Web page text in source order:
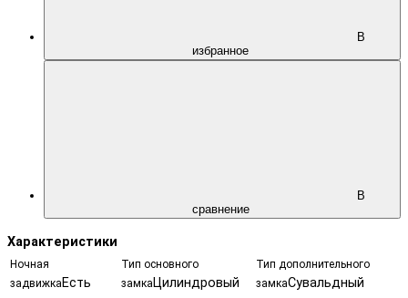
В
избранное
В
сравнение
Характеристики
Ночная
задвижка Есть
Тип основного
замка Цилиндровый
Тип дополнительного
замкаСувальдный